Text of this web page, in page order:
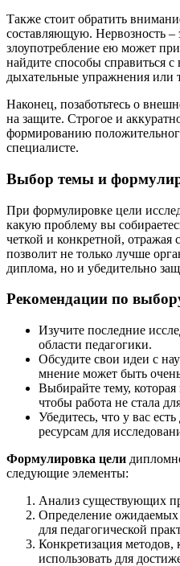
Также стоит обратить
составляющую. Нервозность –
злоупотребление ею может
найдите способы справиться
дыхательные упражнения или
Наконец, позаботьтесь о
на защите. Строгое и
формированию
специалисте.
Выбор темы и
При формулировке цели
какую проблему вы
четкой и конкретной, отражая
позволит не только лучше
диплома, но и убедительно
Рекомендации по
Изучите последние
области педагогики.
Обсудите свои идеи с
мнение может быть
Выбирайте тему, которая
чтобы работа не стала
Убедитесь, что у вас
ресурсам для
Формулировка цели
следующие элементы:
Анализ существующих
Определение ожидаемых
для педагогической
Конкретизация методов,
использовать для